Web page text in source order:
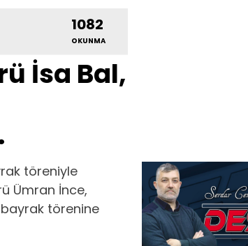
1082
OKUNMA
İsa Bal,
töreniyle
Ümran İnce,
törenine